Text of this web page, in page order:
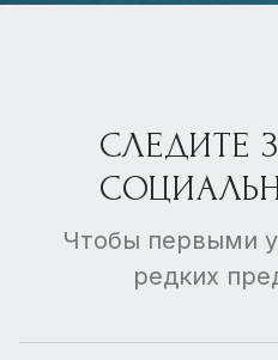
СЛЕДИТЕ
Чтобы первыми
редких